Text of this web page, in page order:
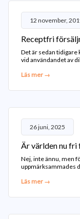
12 november,
Receptfri
Det är sedan
vid användandet av
Läs mer →
26 juni, 2025
Är världen nu
Nej, inte ännu, men
uppmärksammades
Läs mer →